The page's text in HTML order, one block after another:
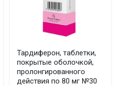
Тардиферон, таблетки,
покрытые оболочкой,
пролонгированного
действия по 80 мг №30